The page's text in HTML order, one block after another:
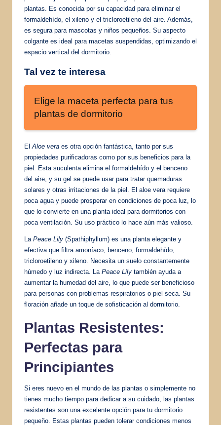
plantas. Es conocida por su capacidad para eliminar el
formaldehído, el xileno y el tricloroetileno del aire. Además,
es segura para mascotas y niños pequeños. Su aspecto
colgante es ideal para macetas suspendidas, optimizando el
espacio vertical del dormitorio.
Tal vez te interesa
Elige la maceta perfecta para tus
plantas de dormitorio
El Aloe vera es otra opción fantástica, tanto por sus
propiedades purificadoras como por sus beneficios para la
piel. Esta suculenta elimina el formaldehído y el benceno
del aire, y su gel se puede usar para tratar quemaduras
solares y otras irritaciones de la piel. El aloe vera requiere
poca agua y puede prosperar en condiciones de poca luz, lo
que lo convierte en una planta ideal para dormitorios con
poca ventilación. Su uso práctico lo hace aún más valioso.
La Peace Lily (Spathiphyllum) es una planta elegante y
efectiva que filtra amoníaco, benceno, formaldehído,
tricloroetileno y xileno. Necesita un suelo constantemente
húmedo y luz indirecta. La Peace Lily también ayuda a
aumentar la humedad del aire, lo que puede ser beneficioso
para personas con problemas respiratorios o piel seca. Su
floración añade un toque de sofisticación al dormitorio.
Plantas Resistentes:
Perfectas para
Principiantes
Si eres nuevo en el mundo de las plantas o simplemente no
tienes mucho tiempo para dedicar a su cuidado, las plantas
resistentes son una excelente opción para tu dormitorio
pequeño. Estas plantas pueden tolerar condiciones menos